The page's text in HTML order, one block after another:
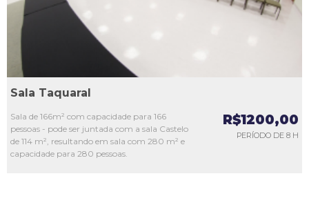
Sala Taquaral
Sala de 166m² com capacidade para 166
pessoas - pode ser juntada com a sala Castelo
de 114 m², resultando em sala com 280 m² e
capacidade para 280 pessoas.
R$1200,00
PERÍODO DE 8 H